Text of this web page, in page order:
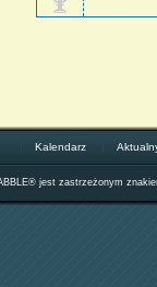
Kalendarz
jest zastrzeżonym